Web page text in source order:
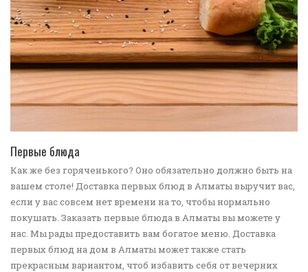
Первые блюда
Как же без горяченького? Оно обязательно должно быть на
вашем столе! Доставка первых блюд в Алматы выручит вас,
если у вас совсем нет времени на то, чтобы нормально
покушать. Заказать первые блюда в Алматы вы можете у
нас. Мы рады предоставить вам богатое меню. Доставка
первых блюд на дом в Алматы может также стать
прекрасным вариантом, чтоб избавить себя от вечерних